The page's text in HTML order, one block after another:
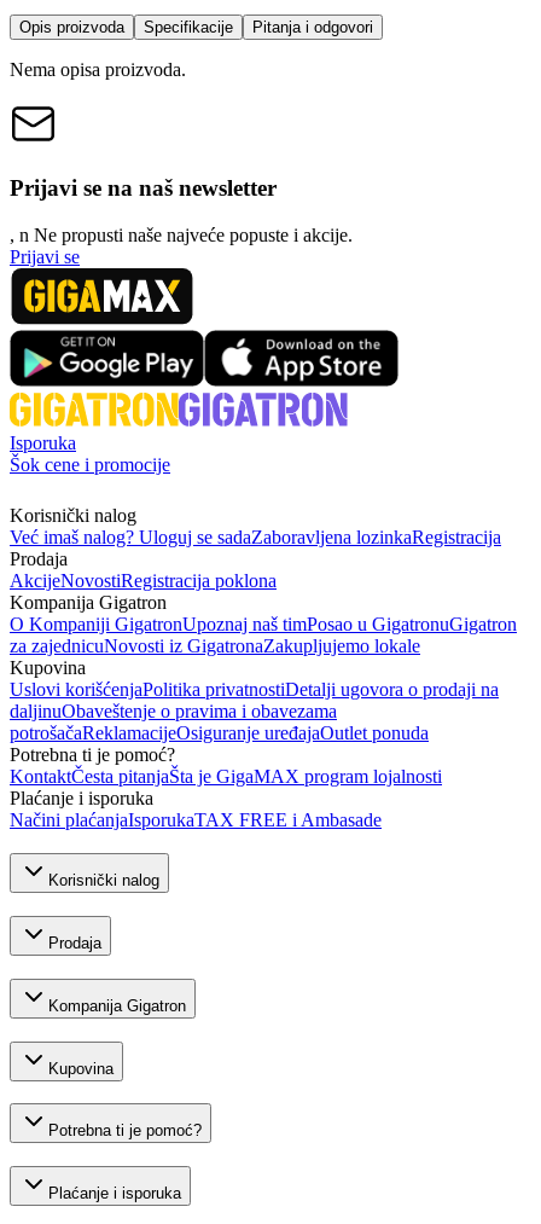
Opis proizvoda Specifikacije Pitanja i odgovori
Nema opisa proizvoda.
Prijavi se na naš newsletter
, n Ne propusti naše najveće popuste i akcije.
Prijavi se
Isporuka
Šok cene i promocije
Korisnički nalog
Već imaš nalog? Uloguj se sadaZaboravljena lozinkaRegistracija
Prodaja
AkcijeNovostiRegistracija poklona
Kompanija Gigatron
O Kompaniji GigatronUpoznaj naš timPosao u GigatronuGigatron
za zajednicuNovosti iz GigatronaZakupljujemo lokale
Kupovina
Uslovi korišćenjaPolitika privatnostiDetalji ugovora o prodaji na
daljinuObaveštenje o pravima i obavezama
potrošačaReklamacijeOsiguranje uređajaOutlet ponuda
Potrebna ti je pomoć?
KontaktČesta pitanjaŠta je GigaMAX program lojalnosti
Plaćanje i isporuka
Načini plaćanjaIsporukaTAX FREE i Ambasade
Korisnički nalog
Prodaja
Kompanija Gigatron
Kupovina
Potrebna ti je pomoć?
Plaćanje i isporuka